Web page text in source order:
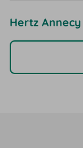
Hertz Annecy